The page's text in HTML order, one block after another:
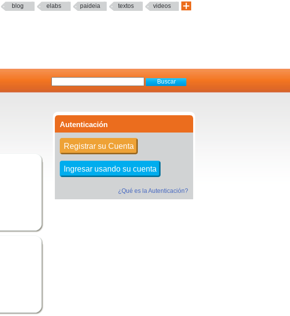
blog elabs paideia textos videos
Autenticación
Registrar su Cuenta
Ingresar usando su cuenta
¿Qué es la Autenticación?